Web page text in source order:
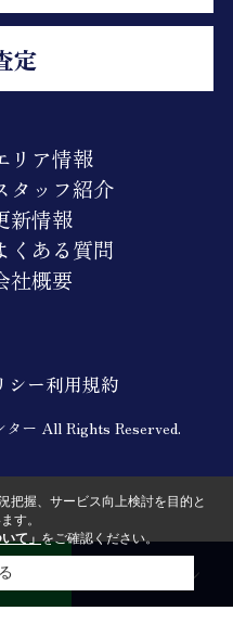
定
リア情報
タッフ紹介
新情報
くある質問
社概要
シー利用規約
ー All Rights Reserved.
メール
把握、サービス向上検討を目的と
す。
て」をご確認ください。